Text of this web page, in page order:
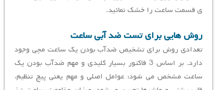
ی قسمت ساعت را خشک نمائید.
روش هایی برای تست ضد آبی ساعت
تعدادی روش برای تشخیص ضدآب بودن یک ساعت مچی وجود
دارد. بر اساس 3 فاکتور بسیار کلیدی و مهم ضدآب بودن یک
ساعت مشخص می شود: عوامل اصلی و مهم یعنی پیچ تنظیم،